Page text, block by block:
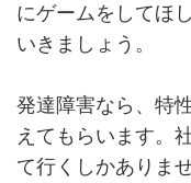
にゲームをしてほ
いきましょう。
発達障害なら、特
えてもらいます。
て行くしかありませ